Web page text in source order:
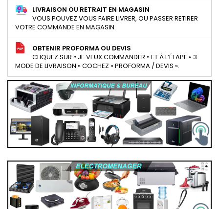
LIVRAISON OU RETRAIT EN MAGASIN
VOUS POUVEZ VOUS FAIRE LIVRER, OU PASSER RETIRER
VOTRE COMMANDE EN MAGASIN.
OBTENIR PROFORMA OU DEVIS
CLIQUEZ SUR « JE VEUX COMMANDER » ET À L’ÉTAPE « 3
MODE DE LIVRAISON » COCHEZ « PROFORMA / DEVIS ».